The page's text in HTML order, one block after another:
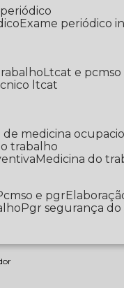
periódico
Exame periódico
Ltcat e pcmso
ltcat
de medicina
trabalho
Medicina do
Pcmso e pgr
Pgr segurança